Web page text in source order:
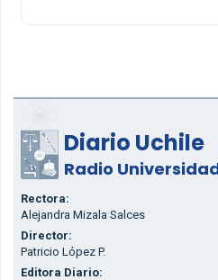
Diario Uchile
Radio
Rectora:
Alejandra Mizala Salces
Director:
Patricio López P.
Editora Diario: